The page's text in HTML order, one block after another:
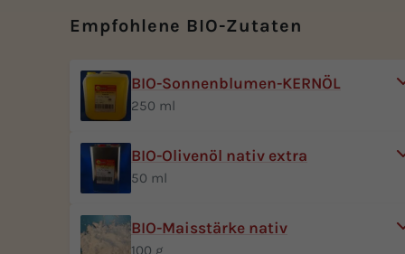
Empfohlene BIO-Zutaten
BIO-Sonnenblumen-KERNÖL
250 ml
BIO-Olivenöl nativ extra
50 ml
BIO-Maisstärke nativ
100 g